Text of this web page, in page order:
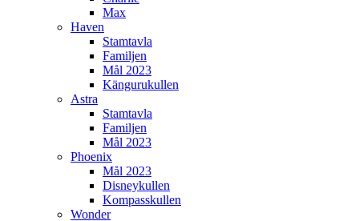
Max
Haven
Stamtavla
Familjen
Mål 2023
Kängurukullen
Astra
Stamtavla
Familjen
Mål 2023
Phoenix
Mål 2023
Disneykullen
Kompasskullen
Wonder